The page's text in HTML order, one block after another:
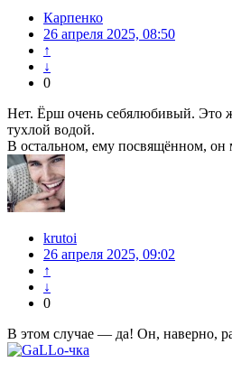
Карпенко
26 апреля 2025, 08:50
↑
↓
0
Нет. Ёрш очень себялюбивый. Это
тухлой водой.
В остальном, ему посвящённом, он
krutoi
26 апреля 2025, 09:02
↑
↓
0
В этом случае — да! Он, наверно,